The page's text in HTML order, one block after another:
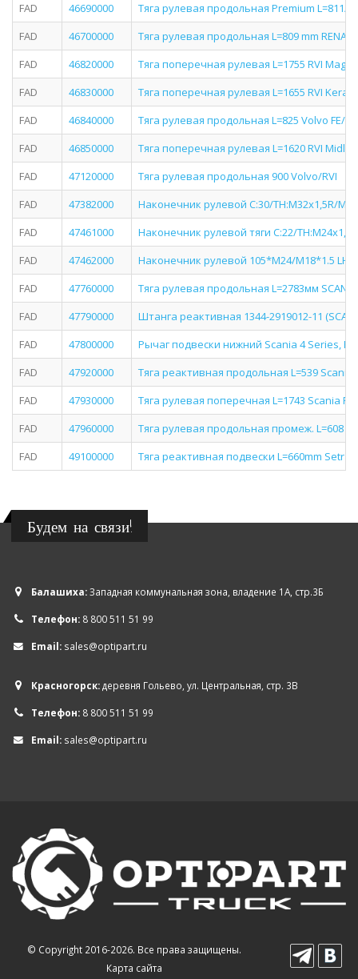
FAD
46690000
Тяга рулевая продольная Premium L=811/
FAD
46700000
Тяга рулевая продольная L=809 mm
FAD
46820000
Тяга поперечная рулевая L=1755 RVI
FAD
46830000
Тяга поперечная рулевая L=1655 RVI
FAD
46840000
Тяга рулевая продольная L=825 Volvo FE/
FAD
46850000
Тяга поперечная рулевая L=1620 RVI
FAD
47120000
Тяга рулевая продольная 900 Volvo/RVI
FAD
47382000
Наконечник рулевой C:30/TH:M32x1,5R/
FAD
47461000
Наконечник рулевой тяги C:22/
FAD
47462000
Наконечник рулевой 105*M24/M18*1.5
FAD
47760000
Тяга рулевая продольная L=2783мм
FAD
47790000
Штанга реактивная 1344-2919012-11
FAD
47800000
Рычаг подвески нижний Scania 4 Series, P/
FAD
47920000
Тяга реактивная продольная L=539 Scania
FAD
47930000
Тяга рулевая поперечная L=1743 Scania P/
FAD
47960000
Тяга рулевая продольная промеж. L=608
FAD
49100000 Тяга реактивная подвески L=660mm Setra
Будем на связи!
Балашиха:Западная коммунальная зона, владение 1А, стр.3Б
Телефон: 8 800 511 51 99
Email: sales@optipart.ru
Красногорск:деревня Гольево, ул. Центральная, стр. 3В
Телефон: 8 800 511 51 99
Email: sales@optipart.ru
© Copyright 2016-2026. Все права защищены.
Карта сайта